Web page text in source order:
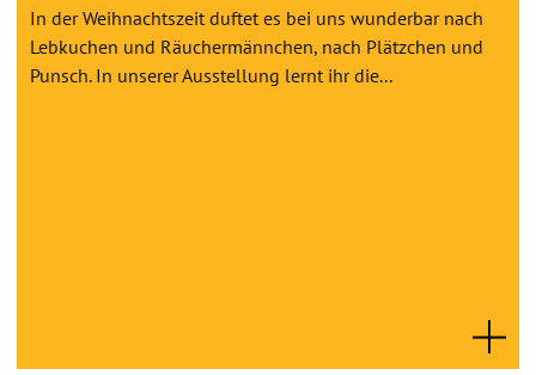
In der Weihnachtszeit duftet es bei uns wunderbar nach
Lebkuchen und Räuchermännchen, nach Plätzchen und
Punsch. In unserer Ausstellung lernt ihr die...